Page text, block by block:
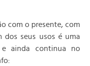
com o presente, com
dos seus usos é uma
ainda continua no